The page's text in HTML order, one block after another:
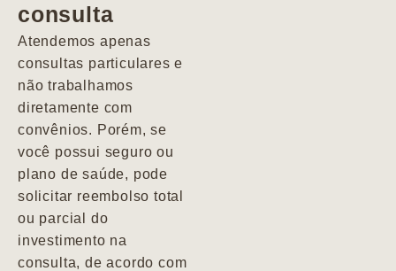
consulta
Atendemos apenas
consultas particulares e
não trabalhamos
diretamente com
convênios. Porém, se
você possui seguro ou
plano de saúde, pode
solicitar reembolso total
ou parcial do
investimento na
consulta, de acordo com